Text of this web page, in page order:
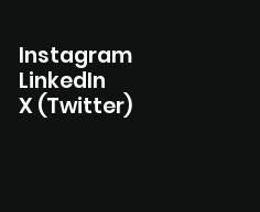
Instagram
LinkedIn
X (Twitter)